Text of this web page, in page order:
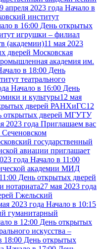
апреля 2023 года Начало в
институт
в 16:00 День открытых
игрушки – филиал
(академии)11 мая 2023
дверей Московская
академия им.
в 18:00 День
театрального
Начало в 16:00 День
и культуры12 мая
дверей РАНХиГС12
открытых дверей МГУТУ
2023 года Приглашаем вас
Сеченовском
государственный
авиации приглашает
года Начало в 11:00
академии МИД
День открытых дверей
нотариата27 мая 2023 года
Гжельский
2023 года Начало в 10:15
гуманитарный
в 12:00 День открытых
искусства –
18:00 День открытых